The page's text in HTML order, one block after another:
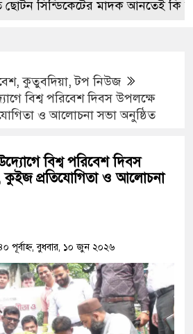
মাদক আনতেই কি মাইন
,কুতুবদিয়া,টপ নিউজ
বিশ্ব পরিবেশ দিবস উপলক্ষে
ও আলোচনা সভা অনুষ্ঠিত
বিশ্ব পরিবেশ দিবস
কুইজ প্রতিযোগিতা ও আলোচনা
বুধবার, ১০ জুন ২০২৬